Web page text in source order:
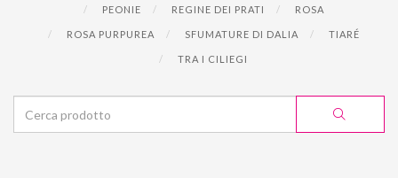
PEONIE REGINE DEI PRATI ROSA
ROSA PURPUREA SFUMATURE DI DALIA TIARÉ
TRA I CILIEGI